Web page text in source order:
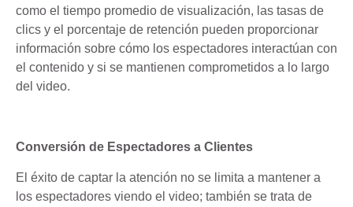
como el tiempo promedio de visualización, las tasas de
clics y el porcentaje de retención pueden proporcionar
información sobre cómo los espectadores interactúan con
el contenido y si se mantienen comprometidos a lo largo
del video.
Conversión de Espectadores a Clientes
El éxito de captar la atención no se limita a mantener a
los espectadores viendo el video; también se trata de